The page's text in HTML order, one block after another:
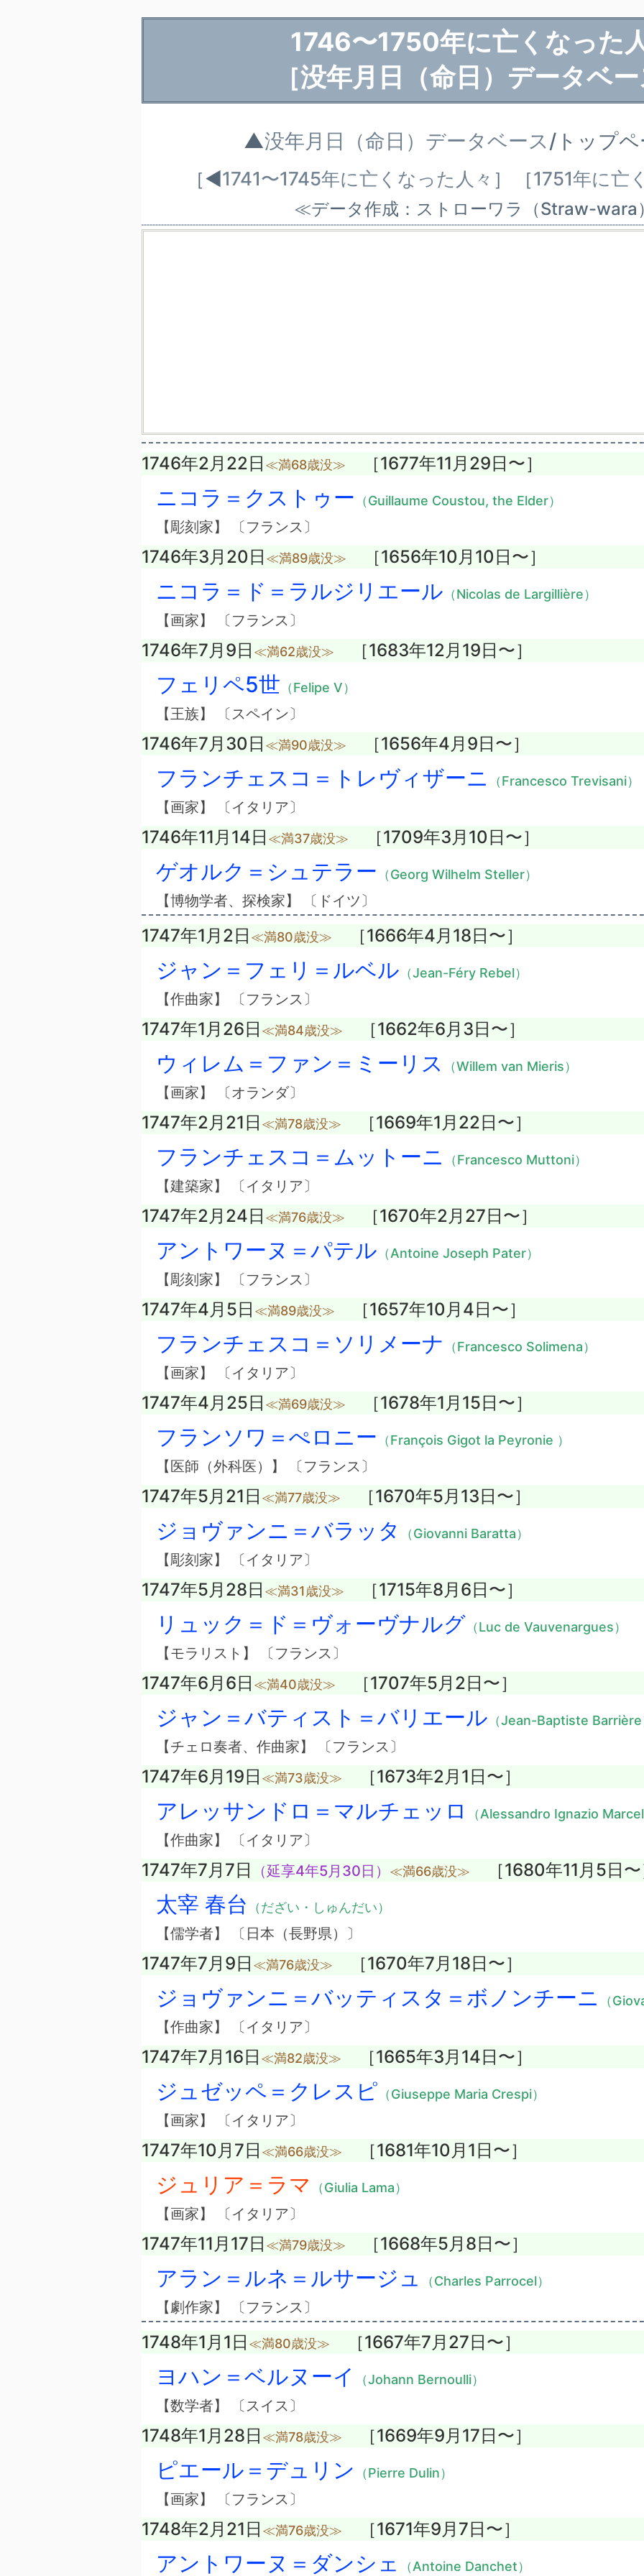
1746〜1750年に亡くなった
［没年月日（命日）データベー
▲没年月日（命日）データベース/トップ
［◀1741〜1745年に亡くなった人々 ］ ［1751年に亡
≪データ作成：ストローワラ（Straw-
1746年2月22日 ≪満68歳没≫ ［1677年11月29日〜］
ニコラ＝クストゥー （Guillaume Coustou, the Elder）
【彫刻家】 〔フランス〕
1746年3月20日 ≪満89歳没≫ ［1656年10月10日〜］
ニコラ＝ド＝ラルジリエール （Nicolas de Largillière）
【画家】 〔フランス〕
1746年7月9日 ≪満62歳没≫ ［1683年12月19日〜］
フェリペ5世 （Felipe V）
【王族】 〔スペイン〕
1746年7月30日 ≪満90歳没≫ ［1656年4月9日〜］
フランチェスコ＝トレヴィザーニ （Francesco Trevisani）
【画家】 〔イタリア〕
1746年11月14日 ≪満37歳没≫ ［1709年3月10日〜］
ゲオルク＝シュテラー （Georg Wilhelm Steller）
【博物学者、探検家】 〔ドイツ〕
1747年1月2日 ≪満80歳没≫ ［1666年4月18日〜］
ジャン＝フェリ＝ルベル （Jean-Féry Rebel）
【作曲家】 〔フランス〕
1747年1月26日 ≪満84歳没≫ ［1662年6月3日〜］
ウィレム＝ファン＝ミーリス （Willem van Mieris）
【画家】 〔オランダ〕
1747年2月21日 ≪満78歳没≫ ［1669年1月22日〜］
フランチェスコ＝ムットーニ （Francesco Muttoni）
【建築家】 〔イタリア〕
1747年2月24日 ≪満76歳没≫ ［1670年2月27日〜］
アントワーヌ＝パテル （Antoine Joseph Pater）
【彫刻家】 〔フランス〕
1747年4月5日 ≪満89歳没≫ ［1657年10月4日〜］
フランチェスコ＝ソリメーナ （Francesco Solimena）
【画家】 〔イタリア〕
1747年4月25日 ≪満69歳没≫ ［1678年1月15日〜］
フランソワ＝ぺロニー （François Gigot la Peyronie ）
【医師（外科医）】 〔フランス〕
1747年5月21日 ≪満77歳没≫ ［1670年5月13日〜］
ジョヴァンニ＝バラッタ （Giovanni Baratta）
【彫刻家】 〔イタリア〕
1747年5月28日 ≪満31歳没≫ ［1715年8月6日〜］
リュック＝ド＝ヴォーヴナルグ （Luc de Vauvenargues）
【モラリスト】 〔フランス〕
1747年6月6日 ≪満40歳没≫ ［1707年5月2日〜］
ジャン＝バティスト＝バリエール （Jean-Baptiste Barrière
【チェロ奏者、作曲家】 〔フランス〕
1747年6月19日 ≪満73歳没≫ ［1673年2月1日〜］
アレッサンドロ＝マルチェッロ （Alessandro Ignazio
【作曲家】 〔イタリア〕
1747年7月7日 （延享4年5月30日） ≪満66歳没≫ ［1680年11月5日〜
太宰 春台 （だざい・しゅんだい）
【儒学者】 〔日本（長野県）〕
1747年7月9日 ≪満76歳没≫ ［1670年7月18日〜］
ジョヴァンニ＝バッティスタ＝ボノンチーニ （
【作曲家】 〔イタリア〕
1747年7月16日 ≪満82歳没≫ ［1665年3月14日〜］
ジュゼッペ＝クレスピ （Giuseppe Maria Crespi）
【画家】 〔イタリア〕
1747年10月7日 ≪満66歳没≫ ［1681年10月1日〜］
ジュリア＝ラマ （Giulia Lama）
【画家】 〔イタリア〕
1747年11月17日 ≪満79歳没≫ ［1668年5月8日〜］
アラン＝ルネ＝ルサージュ （Charles Parrocel）
【劇作家】 〔フランス〕
1748年1月1日 ≪満80歳没≫ ［1667年7月27日〜］
ヨハン＝ベルヌーイ （Johann Bernoulli）
【数学者】 〔スイス〕
1748年1月28日 ≪満78歳没≫ ［1669年9月17日〜］
ピエール＝デュリン （Pierre Dulin）
【画家】 〔フランス〕
1748年2月21日 ≪満76歳没≫ ［1671年9月7日〜］
アントワーヌ＝ダンシェ （Antoine Danchet）